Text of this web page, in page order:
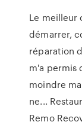
Le
démarrer,
réparation
m'a permis
moindre
ne...
Remo